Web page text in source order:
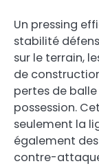
Un pressing
stabilité
sur le terrain,
de
pertes de
possession.
seulement la
également
contre-